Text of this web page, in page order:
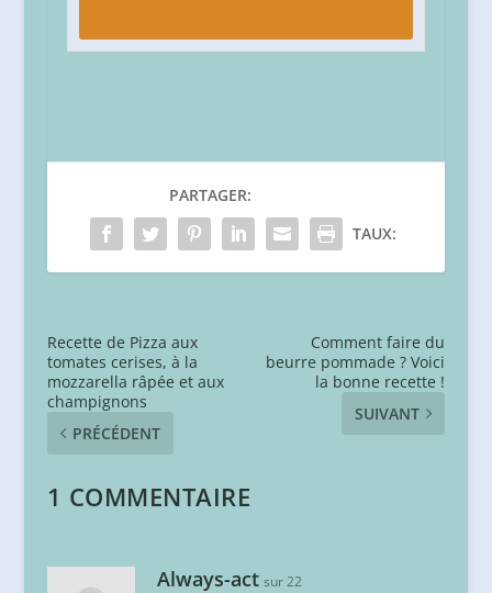
PARTAGER:
TAUX:
Recette de Pizza aux
tomates cerises, à la
mozzarella râpée et aux
champignons
PRÉCÉDENT
Comment faire du
beurre pommade ? Voici
la bonne recette !
SUIVANT
1 COMMENTAIRE
Always-act sur 22